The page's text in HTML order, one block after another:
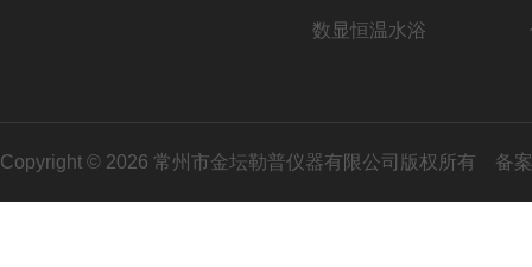
数显恒温水浴
Copyright © 2026 常州市金坛勒普仪器有限公司版权所有 备